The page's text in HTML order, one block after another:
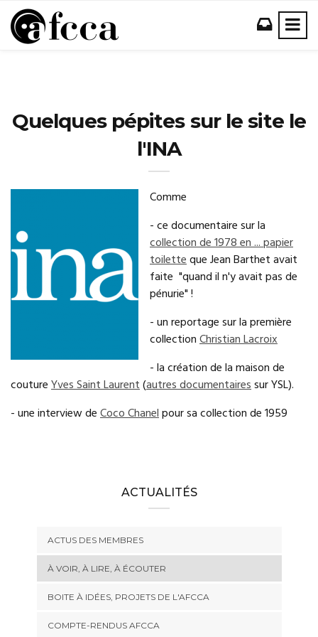
Quelques pépites sur le site le
l'INA
Comme
- ce documentaire sur la
collection de 1978en ... papier
toiletteque Jean Barthet avait
faite "quand il n'y avait pas de
pénurie" !
- un reportage sur la première
collectionChristian Lacroix
- la création de la maison de
coutureYves Saint Laurent(autres documentairessur YSL).
- une interview deCoco Chanelpour sa collection de 1959
ACTUALITÉS
ACTUS DES MEMBRES
À VOIR, À LIRE, À ÉCOUTER
BOITE À IDÉES, PROJETS DE L'AFCCA
COMPTE-RENDUS AFCCA